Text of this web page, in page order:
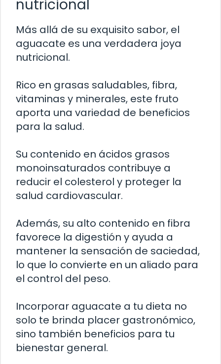
nutricional
Más allá de su exquisito sabor, el
aguacate es una verdadera joya
nutricional.
Rico en grasas saludables, fibra,
vitaminas y minerales, este fruto
aporta una variedad de beneficios
para la salud.
Su contenido en ácidos grasos
monoinsaturados contribuye a
reducir el colesterol y proteger la
salud cardiovascular.
Además, su alto contenido en fibra
favorece la digestión y ayuda a
mantener la sensación de saciedad,
lo que lo convierte en un aliado para
el control del peso.
Incorporar aguacate a tu dieta no
solo te brinda placer gastronómico,
sino también beneficios para tu
bienestar general.